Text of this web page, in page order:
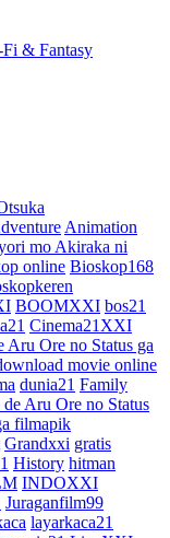
Fi & Fantasy
Animation
mo Akiraka ni
online Bioskop168
BOOMXXI bos21
Cinema21XXI
Aru Ore no Status ga
movie online
dunia21 Family
Aru Ore no Status
filmapik
Grandxxi gratis
History hitman
INDOXXI
Juraganfilm99
layarkaca21